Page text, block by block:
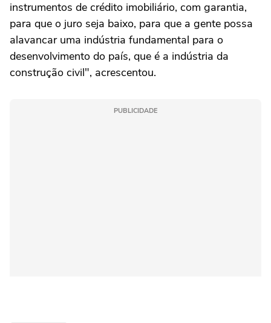
instrumentos de crédito imobiliário, com garantia,
para que o juro seja baixo, para que a gente possa
alavancar uma indústria fundamental para o
desenvolvimento do país, que é a indústria da
construção civil", acrescentou.
PUBLICIDADE